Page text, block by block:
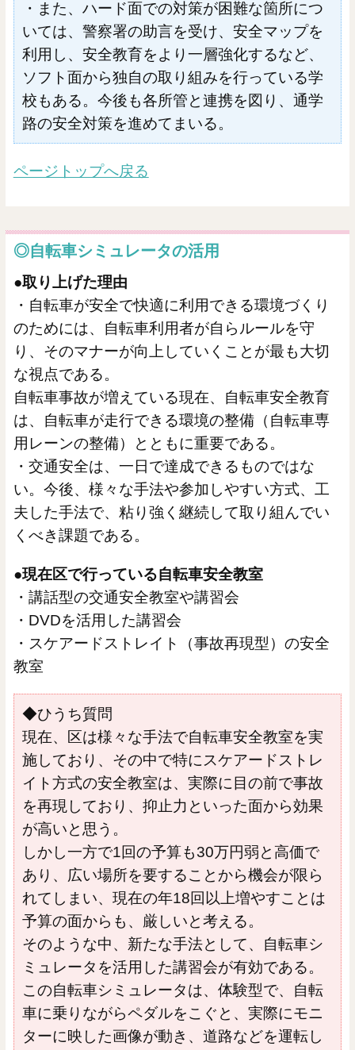
・また、ハード面での対策が困難な箇所につ
いては、警察署の助言を受け、安全マップを
利用し、安全教育をより一層強化するなど、
ソフト面から独自の取り組みを行っている学
校もある。今後も各所管と連携を図り、通学
路の安全対策を進めてまいる。
ページトップへ戻る
◎自転車シミュレータの活用
●取り上げた理由
・自転車が安全で快適に利用できる環境づくり
のためには、自転車利用者が自らルールを守
り、そのマナーが向上していくことが最も大切
な視点である。
自転車事故が増えている現在、自転車安全教育
は、自転車が走行できる環境の整備（自転車専
用レーンの整備）とともに重要である。
・交通安全は、一日で達成できるものではな
い。今後、様々な手法や参加しやすい方式、工
夫した手法で、粘り強く継続して取り組んでい
くべき課題である。
●現在区で行っている自転車安全教室
・講話型の交通安全教室や講習会
・DVDを活用した講習会
・スケアードストレイト（事故再現型）の安全
教室
◆ひうち質問
現在、区は様々な手法で自転車安全教室を実
施しており、その中で特にスケアードストレ
イト方式の安全教室は、実際に目の前で事故
を再現しており、抑止力といった面から効果
が高いと思う。
しかし一方で1回の予算も30万円弱と高価で
あり、広い場所を要することから機会が限ら
れてしまい、現在の年18回以上増やすことは
予算の面からも、厳しいと考える。
そのような中、新たな手法として、自転車シ
ミュレータを活用した講習会が有効である。
この自転車シミュレータは、体験型で、自転
車に乗りながらペダルをこぐと、実際にモニ
ターに映した画像が動き、道路などを運転し